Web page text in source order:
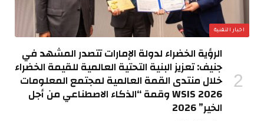
اخبار التقنية
الرؤية الخضراء لدولة الإمارات تتصدر المشهد في
جنيف: تعزيز البنية التحتية العالمية للقيمة الخضراء
خلال منتدى القمة العالمية لمجتمع المعلومات
WSIS 2026 وقمة “الذكاء الاصطناعي من أجل
الخير” 2026